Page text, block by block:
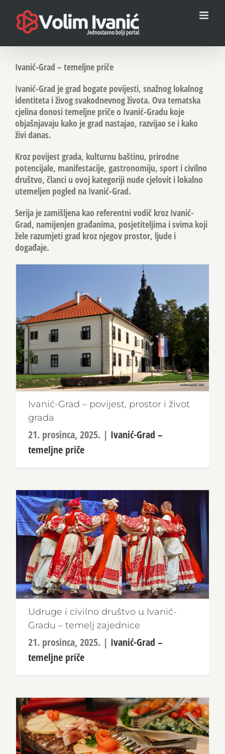
content
Ivanić-Grad – temeljne priče
Ivanić-Grad je grad bogate povijesti, snažnog lokalnog
identiteta i živog svakodnevnog života. Ova tematska
cjelina donosi temeljne priče o Ivanić-Gradu koje
objašnjavaju kako je grad nastajao, razvijao se i kako
živi danas.
Kroz povijest grada, kulturnu baštinu, prirodne
potencijale, manifestacije, gastronomiju, sport i civilno
društvo, članci u ovoj kategoriji nude cjelovit i lokalno
utemeljen pogled na Ivanić-Grad.
Serija je zamišljena kao referentni vodič kroz Ivanić-
Grad, namijenjen građanima, posjetiteljima i svima koji
žele razumjeti grad kroz njegov prostor, ljude i
događaje.
Ivanić-Grad – povijest, prostor i život
grada
21. prosinca, 2025. | Ivanić-Grad –
temeljne priče
Udruge i civilno društvo u Ivanić-
Gradu – temelj zajednice
21. prosinca, 2025. | Ivanić-Grad –
temeljne priče